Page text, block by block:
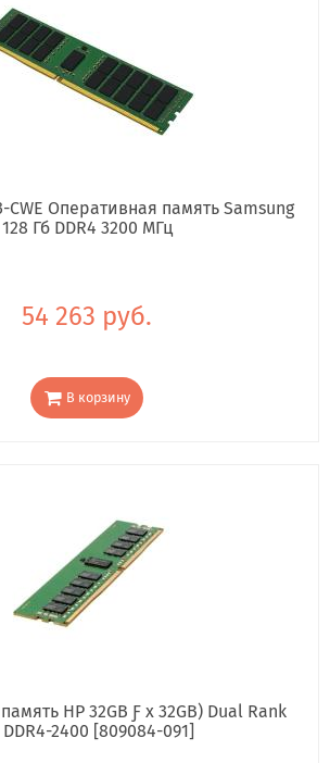
CWE Оперативная память Samsung
128 Гб DDR4 3200 МГц
54 263 руб.
В корзину
HP 32GB Ƒ x 32GB) Dual Rank
2400 [809084-091]